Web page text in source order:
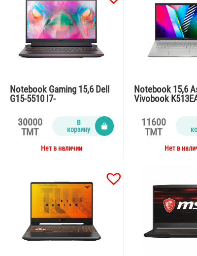
Notebook Gaming 15,6 Dell
G15-5510 I7-
NVMe/3060 6Gb
GDDR6/86Wh
30000
TMT
В
корзину
Нет в наличии
Notebook 15,6
Vivobook
1135G7/FHD/
8GB/SSD
11600
TMT
Нет в